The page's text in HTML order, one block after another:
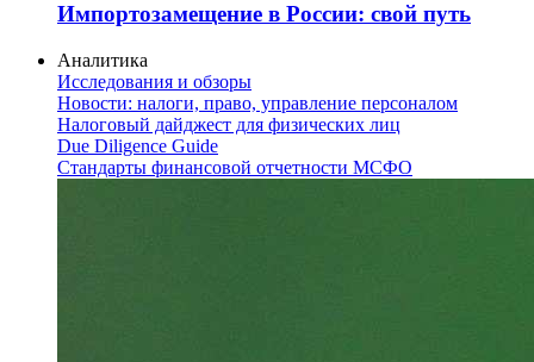
Импортозамещение в России: свой путь
Аналитика
Исследования и обзоры
Новости: налоги, право, управление персоналом
Налоговый дайджест для физических лиц
Due Diligence Guide
Стандарты финансовой отчетности МСФО